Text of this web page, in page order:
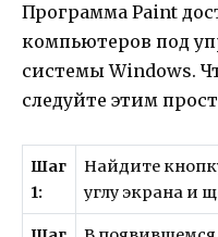
Программа Paint
компьютеров под
системы Windows.
следуйте этим
Шаг
1:
Найдите
углу экрана и